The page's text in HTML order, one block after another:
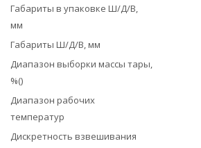
Габариты в упаковке Ш/Д/В,
мм
Габариты Ш/Д/В, мм
Диапазон выборки массы тары,
%()
Диапазон рабочих
температур
Дискретность взвешивания